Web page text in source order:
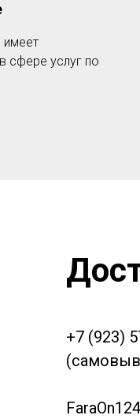
имеет
сфере услуг по
+7 (923)